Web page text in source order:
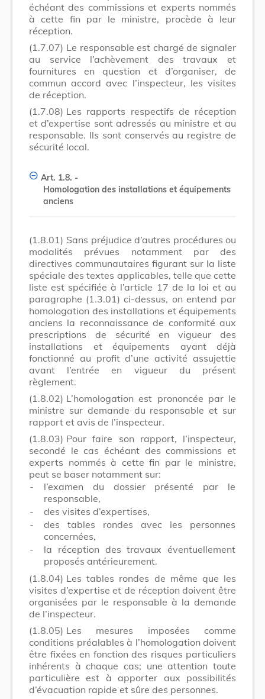
échéant des commissions et experts nommés
à cette fin par le ministre, procède à leur
réception.
(1.7.07) Le responsable est chargé de signaler
au service l’achèvement des travaux et
fournitures en question et d’organiser, de
commun accord avec l’inspecteur, les visites
de réception.
(1.7.08) Les rapports respectifs de réception
et d’expertise sont adressés au ministre et au
responsable. Ils sont conservés au registre de
sécurité local.
Art. 1.8. -
Homologation des installations et équipements
anciens
(1.8.01) Sans préjudice d’autres procédures ou
modalités prévues notamment par des
directives communautaires figurant sur la liste
spéciale des textes applicables, telle que cette
liste est spécifiée à l’article 17 de la loi et au
paragraphe (1.3.01) ci-dessus, on entend par
homologation des installations et équipements
anciens la reconnaissance de conformité aux
prescriptions de sécurité en vigueur des
installations et équipements ayant déjà
fonctionné au profit d’une activité assujettie
avant l’entrée en vigueur du présent
règlement.
(1.8.02) L’homologation est prononcée par le
ministre sur demande du responsable et sur
rapport et avis de l’inspecteur.
(1.8.03) Pour faire son rapport, l’inspecteur,
secondé le cas échéant des commissions et
experts nommés à cette fin par le ministre,
peut se baser notamment sur:
-
l’examen du dossier présenté par le
responsable,
-
des visites d’expertises,
-
des tables rondes avec les personnes
concernées,
-
la réception des travaux éventuellement
proposés antérieurement.
(1.8.04) Les tables rondes de même que les
visites d’expertise et de réception doivent être
organisées par le responsable à la demande
de l’inspecteur.
(1.8.05) Les mesures imposées comme
conditions préalables à l’homologation doivent
être fixées en fonction des risques particuliers
inhérents à chaque cas; une attention toute
particulière est à apporter aux possibilités
d’évacuation rapide et sûre des personnes.